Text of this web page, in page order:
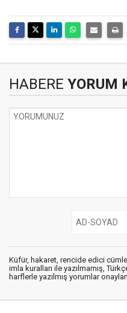
HABERE YORUM
Küfür, hakaret, rencide edici
imla kuralları ile yazılmamış,
harflerle yazılmış yorumlar